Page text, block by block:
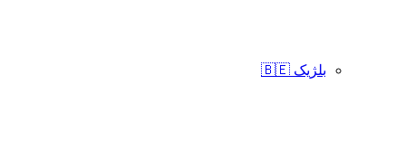
بلژیک 🇧🇪